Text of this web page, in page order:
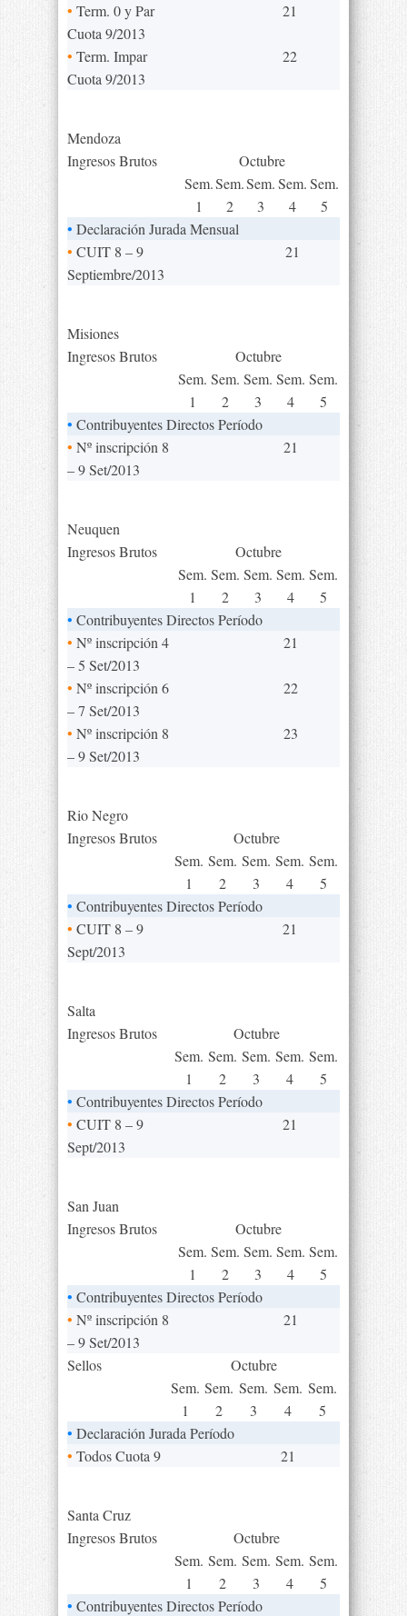
• Term. 0 y Par
Cuota 9/2013
21
• Term. Impar
Cuota 9/2013
22
Mendoza
Ingresos Brutos
Octubre
Sem.
1
Sem.
2
Sem.
3
Sem.
4
Sem.
5
• Declaración Jurada Mensual
• CUIT 8 – 9
Septiembre/2013
21
Misiones
Ingresos Brutos
Octubre
Sem.
1
Sem.
2
Sem.
3
Sem.
4
Sem.
5
• Contribuyentes Directos Período
• Nº inscripción 8
– 9 Set/2013
21
Neuquen
Ingresos Brutos
Octubre
Sem.
1
Sem.
2
Sem.
3
Sem.
4
Sem.
5
• Contribuyentes Directos Período
• Nº inscripción 4
– 5 Set/2013
21
• Nº inscripción 6
– 7 Set/2013
22
• Nº inscripción 8
– 9 Set/2013
23
Rio Negro
Ingresos Brutos
Octubre
Sem.
1
Sem.
2
Sem.
3
Sem.
4
Sem.
5
• Contribuyentes Directos Período
• CUIT 8 – 9
Sept/2013
21
Salta
Ingresos Brutos
Octubre
Sem.
1
Sem.
2
Sem.
3
Sem.
4
Sem.
5
• Contribuyentes Directos Período
• CUIT 8 – 9
Sept/2013
21
San Juan
Ingresos Brutos
Octubre
Sem.
1
Sem.
2
Sem.
3
Sem.
4
Sem.
5
• Contribuyentes Directos Período
• Nº inscripción 8
– 9 Set/2013
21
Sellos
Octubre
Sem.
1
Sem.
2
Sem.
3
Sem.
4
Sem.
5
• Declaración Jurada Período
• Todos Cuota 9 21
Santa Cruz
Ingresos Brutos
Octubre
Sem.
1
Sem.
2
Sem.
3
Sem.
4
Sem.
5
• Contribuyentes Directos Período